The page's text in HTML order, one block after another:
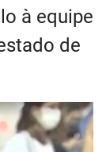
à equipe
de